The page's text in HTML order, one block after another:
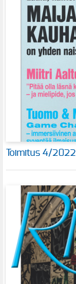
Toimitus 4/2022